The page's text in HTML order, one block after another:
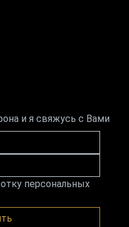
и я свяжусь с Вами
персональных